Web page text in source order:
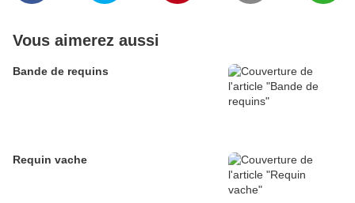
Vous aimerez aussi
Bande de requins
Requin vache